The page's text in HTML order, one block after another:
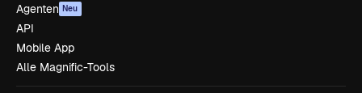
Agenten Neu
API
Mobile App
Alle Magnific-Tools